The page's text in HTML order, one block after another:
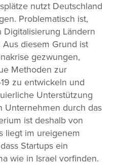
nutzt Deutschland
Problematisch ist,
Digitalisierung Ländern
diesem Grund ist
gezwungen,
Methoden zur
zu entwickeln und
Unterstützung
Unternehmen durch das
ist deshalb von
liegt im ureigenem
Startups ein
wie in Israel vorfinden.